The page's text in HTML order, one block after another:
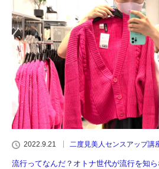
2022.9.21 二度見美人センスアップ講
流行ってなんだ？オトナ世代が流行を知ら